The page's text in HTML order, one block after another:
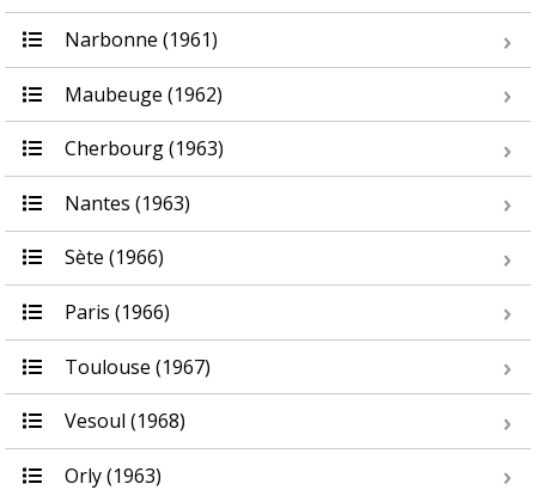
Narbonne (1961)
Maubeuge (1962)
Cherbourg (1963)
Nantes (1963)
Sète (1966)
Paris (1966)
Toulouse (1967)
Vesoul (1968)
Orly (1963)